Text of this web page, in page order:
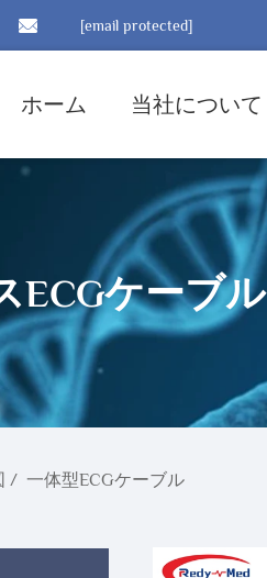
[email protected]
ホーム 当社について
ECGケーブル
/ 一体型ECGケーブル